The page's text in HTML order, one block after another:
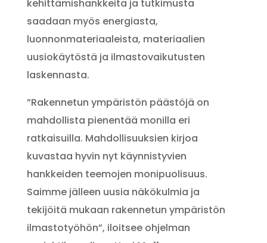
kehittämishankkeita ja tutkimusta
saadaan myös energiasta,
luonnonmateriaaleista, materiaalien
uusiokäytöstä ja ilmastovaikutusten
laskennasta.
”Rakennetun ympäristön päästöjä on
mahdollista pienentää monilla eri
ratkaisuilla. Mahdollisuuksien kirjoa
kuvastaa hyvin nyt käynnistyvien
hankkeiden teemojen monipuolisuus.
Saimme jälleen uusia näkökulmia ja
tekijöitä mukaan rakennetun ympäristön
ilmastotyöhön”, iloitsee ohjelman